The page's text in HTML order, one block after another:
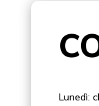
Lunedì: